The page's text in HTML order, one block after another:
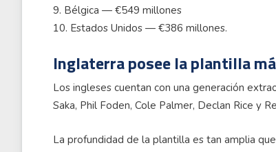
9. Bélgica — €549 millones
10. Estados Unidos — €386 millones.
Inglaterra posee la plantilla
Los ingleses cuentan con una generación
Saka, Phil Foden, Cole Palmer, Declan Rice y
La profundidad de la plantilla es tan amplia